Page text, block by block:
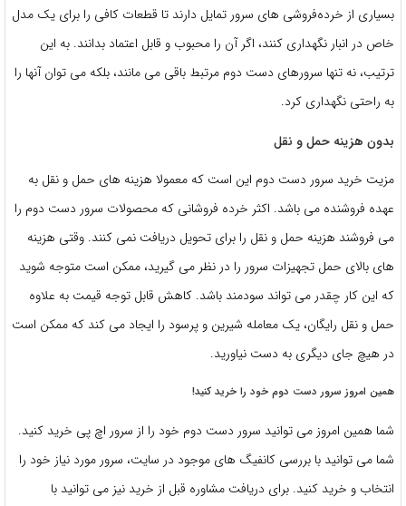
بسیاری از خرده‌فروشی های سرور تمایل دارند تا قطعات کافی را برای یک مدل
خاص در انبار نگهداری کنند، اگر آن را محبوب و قابل اعتماد بدانند. به این
ترتیب، نه تنها سرورهای دست دوم مرتبط باقی می مانند، بلکه می توان آنها را
به راحتی نگهداری کرد.
بدون هزینه حمل و نقل
مزیت خرید سرور دست دوم این است که معمولا هزینه های حمل و نقل به
عهده فروشنده می باشد. اکثر خرده فروشانی که محصولات سرور دست دوم را
می فروشند هزینه حمل و نقل را برای تحویل دریافت نمی کنند. وقتی هزینه
های بالای حمل تجهیزات سرور را در نظر می گیرید، ممکن است متوجه شوید
که این کار چقدر می تواند سودمند باشد. کاهش قابل توجه قیمت به علاوه
حمل و نقل رایگان، یک معامله شیرین و پرسود را ایجاد می کند که ممکن است
در هیچ جای دیگری به دست نیاورید.
همین امروز سرور دست دوم خود را خرید کنید!
شما همین امروز می توانید سرور دست دوم خود را از سرور اچ پی خرید کنید.
شما می توانید با بررسی کانفیگ های موجود در سایت، سرور مورد نیاز خود را
انتخاب و خرید کنید. برای دریافت مشاوره قبل از خرید نیز می توانید با